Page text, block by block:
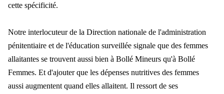
cette spécificité.
Notre interlocuteur de la Direction nationale de l'administration
pénitentiaire et de l'éducation surveillée signale que des femmes
allaitantes se trouvent aussi bien à Bollé Mineurs qu'à Bollé
Femmes. Et d'ajouter que les dépenses nutritives des femmes
aussi augmentent quand elles allaitent. Il ressort de ses